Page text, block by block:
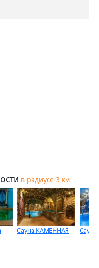
в радиусе 3 км
Сауна КАМЕННАЯ